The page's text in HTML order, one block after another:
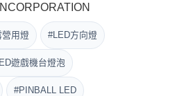
營用燈 #LED方向燈
遊戲機台燈泡
#PINBALL LED